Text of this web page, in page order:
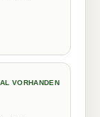
VORHANDEN